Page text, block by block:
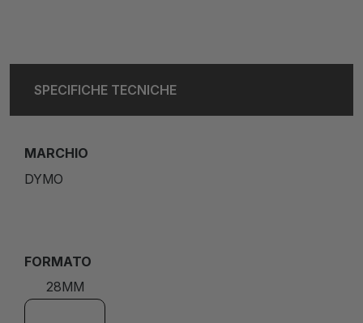
SPECIFICHE TECNICHE
MARCHIO
DYMO
FORMATO
28MM